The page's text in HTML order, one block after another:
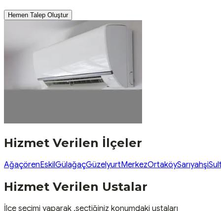
Hemen Talep Oluştur
Hizmet Verilen İlçeler
AğaçörenEskilGülağaçGüzelyurtMerkezOrtaköySarıyahşi
Hizmet Verilen Ustalar
İlçe seçimi yaparak ,seçtiğiniz konumdaki ustaları